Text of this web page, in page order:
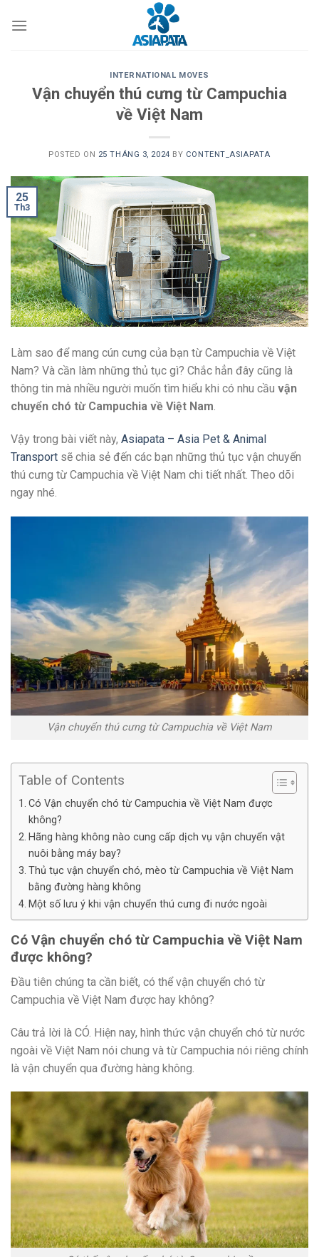
INTERNATIONAL MOVES
Vận chuyển thú cưng từ Campuchia
về Việt Nam
POSTED ON 25 THÁNG 3, 2024 BY CONTENT_ASIAPATA
25
Th3
Làm sao để mang cún cưng của bạn từ Campuchia về Việt
Nam? Và cần làm những thủ tục gì? Chắc hẳn đây cũng là
thông tin mà nhiều người muốn tìm hiểu khi có nhu cầu vận
chuyển chó từ Campuchia về Việt Nam.
Vậy trong bài viết này, Asiapata – Asia Pet & Animal
Transport sẽ chia sẻ đến các bạn những thủ tục vận chuyển
thú cưng từ Campuchia về Việt Nam chi tiết nhất. Theo dõi
ngay nhé.
Vận chuyển thú cưng từ Campuchia về Việt Nam
Table of Contents
Có Vận chuyển chó từ Campuchia về Việt Nam được
không?
Hãng hàng không nào cung cấp dịch vụ vận chuyển vật
nuôi bằng máy bay?
Thủ tục vận chuyển chó, mèo từ Campuchia về Việt Nam
bằng đường hàng không
Một số lưu ý khi vận chuyển thú cưng đi nước ngoài
Có Vận chuyển chó từ Campuchia về Việt Nam
được không?
Đầu tiên chúng ta cần biết, có thể vận chuyển chó từ
Campuchia về Việt Nam được hay không?
Câu trả lời là CÓ. Hiện nay, hình thức vận chuyển chó từ nước
ngoài về Việt Nam nói chung và từ Campuchia nói riêng chính
là vận chuyển qua đường hàng không.